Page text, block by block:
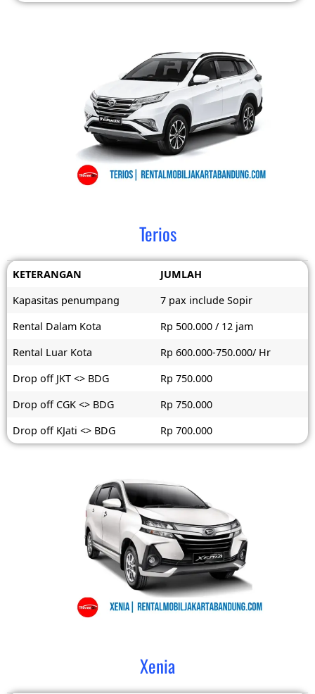
Terios
KETERANGAN
JUMLAH
Kapasitas penumpang
7 pax include Sopir
Rental Dalam Kota
Rp 500.000 / 12 jam
Rental Luar Kota
Rp 600.000-750.000/ Hr
Drop off JKT <> BDG
Rp 750.000
Drop off CGK <> BDG
Rp 750.000
Drop off KJati <> BDG
Rp 700.000
Xenia